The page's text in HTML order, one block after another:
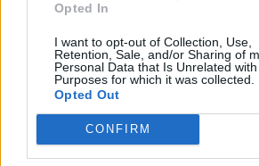
Opted In
I want to opt-out of Collection, Use,
Retention, Sale, and/or Sharing of
Personal Data that Is Unrelated
Purposes for which it was collected.
Opted Out
CONFIRM
tartozik, melynek olvasása
regisztrációhoz kötött.
Az előfizetés a következőket
Portfolio.hu teljes cikkarchívum
Kötéslisták: BÉT elmúlt 2 év
kötéslistái